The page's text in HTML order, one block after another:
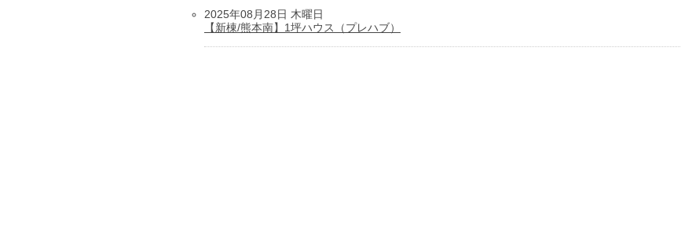
2025年08月28日 木曜日
【新棟/熊本南】1坪ハウス（プレハブ）